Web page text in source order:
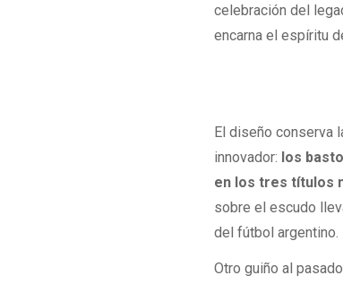
celebración del
encarna el espíritu
El diseño conserva
innovador: los
en los tres títulos
sobre el escudo
del fútbol argentino.
Otro guiño al